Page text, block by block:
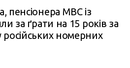
пенсіонера МВС із
за ґрати на 15 років за
номерних